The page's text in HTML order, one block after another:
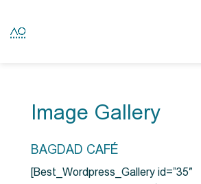
Image Gallery
BAGDAD CAFÉ
[Best_Wordpress_Gallery id=”35″